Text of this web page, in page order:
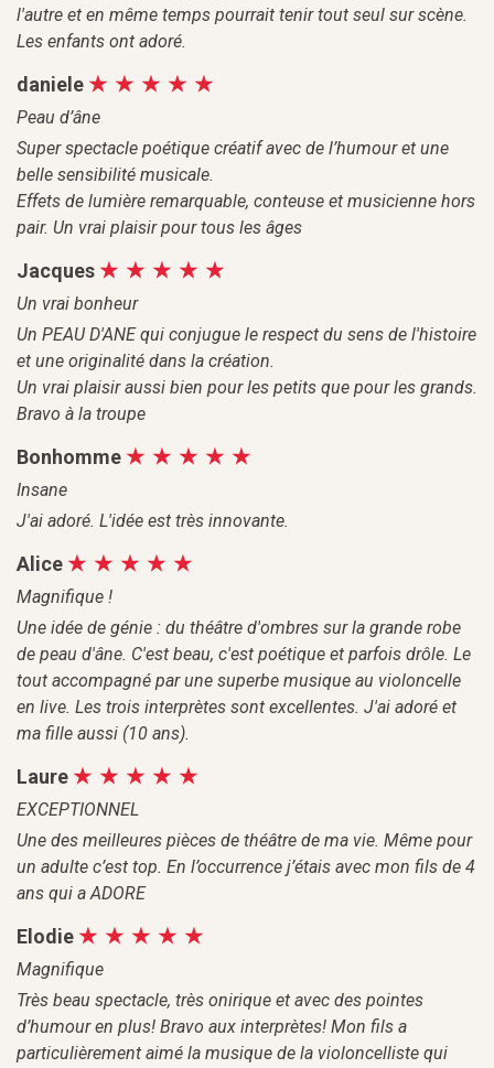
l'autre et en même temps pourrait tenir tout seul sur scène.
Les enfants ont adoré.
daniele
Peau d’âne
Super spectacle poétique créatif avec de l’humour et une
belle sensibilité musicale.
Effets de lumière remarquable, conteuse et musicienne hors
pair. Un vrai plaisir pour tous les âges
Jacques
Un vrai bonheur
Un PEAU D'ANE qui conjugue le respect du sens de l'histoire
et une originalité dans la création.
Un vrai plaisir aussi bien pour les petits que pour les grands.
Bravo à la troupe
Bonhomme
Insane
J'ai adoré. L'idée est très innovante.
Alice
Magnifique !
Une idée de génie : du théâtre d'ombres sur la grande robe
de peau d'âne. C'est beau, c'est poétique et parfois drôle. Le
tout accompagné par une superbe musique au violoncelle
en live. Les trois interprètes sont excellentes. J'ai adoré et
ma fille aussi (10 ans).
Laure
EXCEPTIONNEL
Une des meilleures pièces de théâtre de ma vie. Même pour
un adulte c’est top. En l’occurrence j’étais avec mon fils de 4
ans qui a ADORE
Elodie
Magnifique
Très beau spectacle, très onirique et avec des pointes
d’humour en plus! Bravo aux interprètes! Mon fils a
particulièrement aimé la musique de la violoncelliste qui